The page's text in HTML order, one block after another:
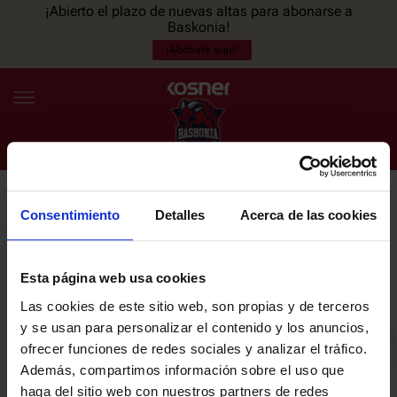
Consentimiento Detalles Acerca de las cookies
Esta página web usa cookies
Las cookies de este sitio web, son propias y de terceros
y se usan para personalizar el contenido y los anuncios,
ofrecer funciones de redes sociales y analizar el tráfico.
Además, compartimos información sobre el uso que
haga del sitio web con nuestros partners de redes
¡Abierto el plazo de nuevas altas para abonarse a
Baskonia!
¡Abónate aquí!
ES EU
NOTICIAS
PLANTILLA
ENTRADAS
NEWSLETTER
últimas noticias y promociones del club.
Email
He leído y acepto laPolítica de privacidaddel SASKI BASKONIA